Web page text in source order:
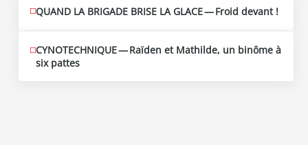
QUAND LA BRIGADE BRISE LA GLACE — Froid devant !
CYNOTECHNIQUE — Raïden et Mathilde, un binôme à
six pattes